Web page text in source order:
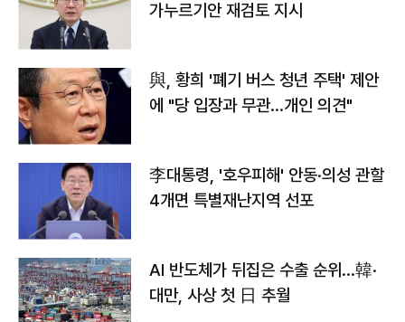
가누르기안 재검토 지시
與, 황희 '폐기 버스 청년 주택' 제안
에 "당 입장과 무관…개인 의견"
李대통령, '호우피해' 안동·의성 관할
4개면 특별재난지역 선포
AI 반도체가 뒤집은 수출 순위…韓·
대만, 사상 첫 日 추월